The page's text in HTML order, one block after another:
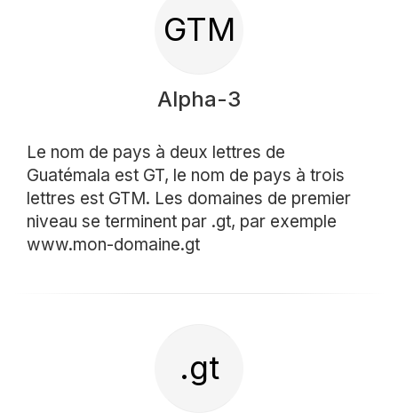
GTM
Alpha-3
Le nom de pays à deux lettres de
Guatémala est GT, le nom de pays à trois
lettres est GTM. Les domaines de premier
niveau se terminent par .gt, par exemple
www.mon-domaine.gt
.gt